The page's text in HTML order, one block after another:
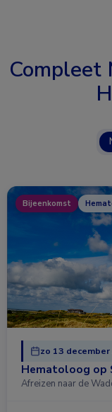
Compleet
Bijeenkomst
zo 13
Hematoloog op
Afreizen naar de